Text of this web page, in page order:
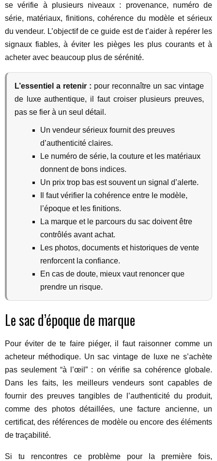
se vérifie à plusieurs niveaux : provenance, numéro de
série, matériaux, finitions, cohérence du modèle et sérieux
du vendeur. L’objectif de ce guide est de t’aider à repérer les
signaux fiables, à éviter les pièges les plus courants et à
acheter avec beaucoup plus de sérénité.
L’essentiel a retenir : pour reconnaître un sac vintage
de luxe authentique, il faut croiser plusieurs preuves,
pas se fier à un seul détail.
Un vendeur sérieux fournit des preuves
d’authenticité claires.
Le numéro de série, la couture et les matériaux
donnent de bons indices.
Un prix trop bas est souvent un signal d’alerte.
Il faut vérifier la cohérence entre le modèle,
l’époque et les finitions.
La marque et le parcours du sac doivent être
contrôlés avant achat.
Les photos, documents et historiques de vente
renforcent la confiance.
En cas de doute, mieux vaut renoncer que
prendre un risque.
Le sac d’époque de marque
Pour éviter de te faire piéger, il faut raisonner comme un
acheteur méthodique. Un sac vintage de luxe ne s’achète
pas seulement “à l’œil” : on vérifie sa cohérence globale.
Dans les faits, les meilleurs vendeurs sont capables de
fournir des preuves tangibles de l’authenticité du produit,
comme des photos détaillées, une facture ancienne, un
certificat, des références de modèle ou encore des éléments
de traçabilité.
Si tu rencontres ce problème pour la première fois,